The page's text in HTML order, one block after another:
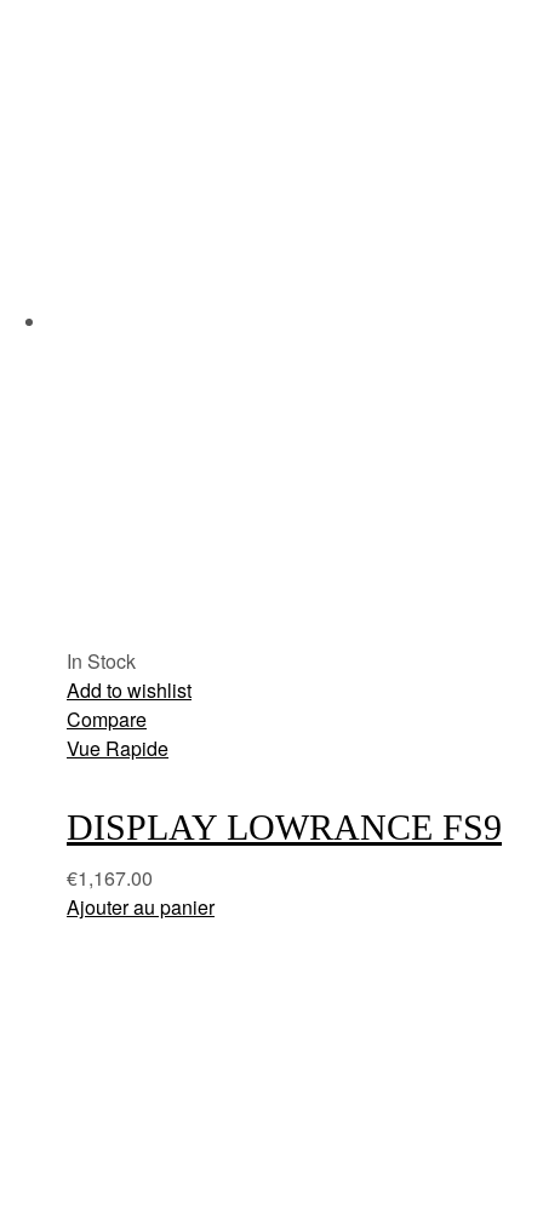
In Stock
Add to wishlist
Compare
Vue Rapide
DISPLAY LOWRANCE FS9
€1,167.00
Ajouter au panier